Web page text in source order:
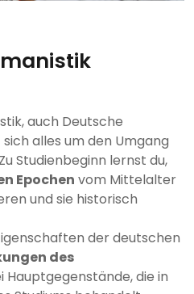
auch Deutsche
alles um den Umgang
Studienbeginn lernst du,
Epochen vom Mittelalter
und sie historisch
der deutschen
des
Hauptgegenstände, die in